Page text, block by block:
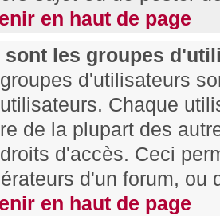
en haut de page
sont les groupes
d'utilisateurs
Chaque
de la plupart des
d'accès. Ceci
d'un forum, ou
en haut de page